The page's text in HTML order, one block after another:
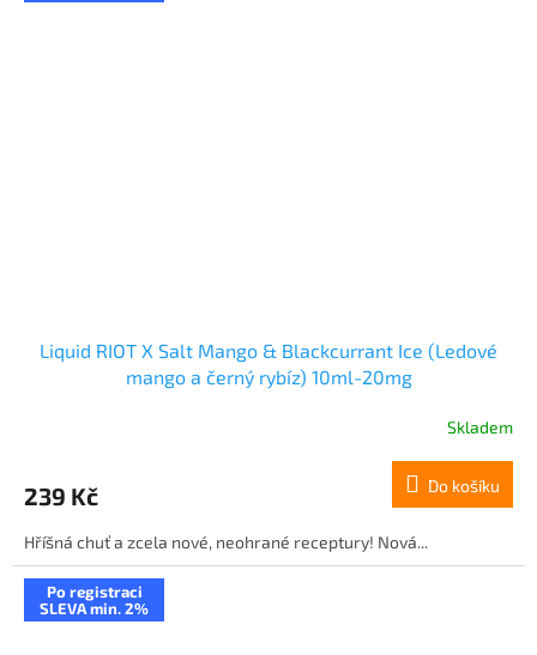
Liquid RIOT X Salt Mango & Blackcurrant Ice (Ledové
mango a černý rybíz) 10ml-20mg
Skladem
239 Kč Do košíku
Hříšná chuť a zcela nové, neohrané receptury! Nová...
Po registraci
SLEVA min. 2%